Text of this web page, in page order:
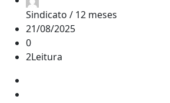
Sindicato / 12 meses
21/08/2025
0
2Leitura